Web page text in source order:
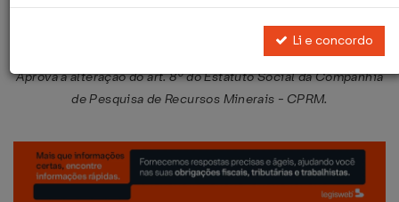
Publicado no DOU em 5 set 1996
Aprova a alteração do art. 8º do Estatuto Social da Companhia
de Pesquisa de Recursos Minerais - CPRM.
Li e concordo